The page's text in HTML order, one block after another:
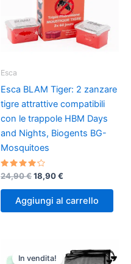
Esca
Esca BLAM Tiger: 2 zanzare
tigre attrattive compatibili
con le trappole HBM Days
and Nights, Biogents BG-
Mosquitoes
Valutato
4.00
su 5
24,90€Il
originale
era:
18,90€
attuale
è:
Aggiungi al carrello
In vendita!